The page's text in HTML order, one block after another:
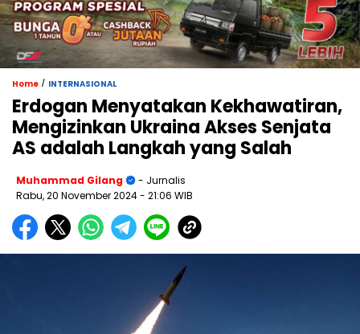
Home / INTERNASIONAL
Erdogan Menyatakan Kekhawatiran,
Mengizinkan Ukraina Akses Senjata
AS adalah Langkah yang Salah
Muhammad Gilang
- Jurnalis
Rabu, 20 November 2024- 21:06 WIB